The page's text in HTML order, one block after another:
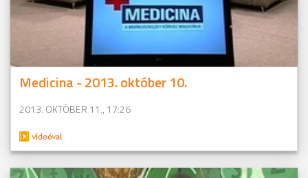
Medicina - 2013. október 10.
2013. OKTÓBER 11., 17:26